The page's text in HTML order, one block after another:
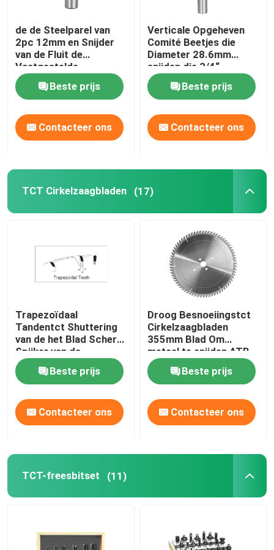
de de Steelparel van
2pc 12mm en Snijder
van de Fluit de
Vastgestelde
Houtbewerking maken
Hete TonnenBeste prijs
Contacteer ons
Verticale Opgeheven
Comité Beetjes die
Diameter 28.6mm
snijden die 3/4“
Voorraad voeden
Beste prijs
Contacteer ons
TCT Cirkelzaagbladen (17)
Trapezoïdaal
Tandentct Shuttering
van de het Blad Scherp
Spijker van de
Bouwzaag Materiaal
Beste prijs
Contacteer ons
Droog Besnoeiingstct
Cirkelzaagbladen
355mm Blad Om
metaal te snijden ATB
Beste prijs
Contacteer ons
TCT-freesbitset (11)